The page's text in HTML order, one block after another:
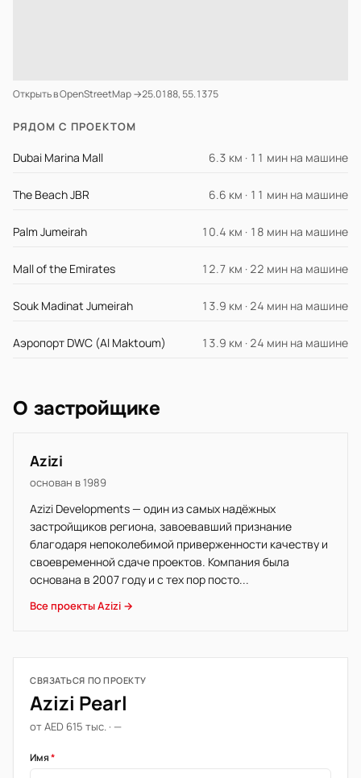
Открыть в OpenStreetMap →25.0188, 55.1375
РЯДОМ С ПРОЕКТОМ
Dubai Marina Mall 6.3 км · 11 мин на машине
The Beach JBR 6.6 км · 11 мин на машине
Palm Jumeirah 10.4 км · 18 мин на машине
Mall of the Emirates 12.7 км · 22 мин на машине
Souk Madinat Jumeirah 13.9 км · 24 мин на машине
Аэропорт DWC (Al Maktoum) 13.9 км · 24 мин на машине
О застройщике
Azizi
основан в 1989
Azizi Developments — один из самых надёжных
застройщиков региона, завоевавший признание
благодаря непоколебимой приверженности качеству и
своевременной сдаче проектов. Компания была
основана в 2007 году и с тех пор посто...
Все проекты Azizi →
СВЯЗАТЬСЯ ПО ПРОЕКТУ
Azizi Pearl
от AED 615 тыс. · —
Имя*